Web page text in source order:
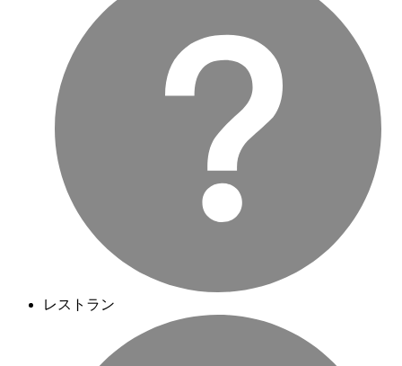
レストラン